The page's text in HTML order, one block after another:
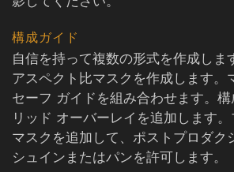
構成ガイド
自信を持って複数の形式を作成しま
アスペクト比マスクを作成します。
セーフ ガイドを組み合わせます。
リッド オーバーレイを追加します
マスクを追加して、ポストプロダク
シュインまたはパンを許可します。